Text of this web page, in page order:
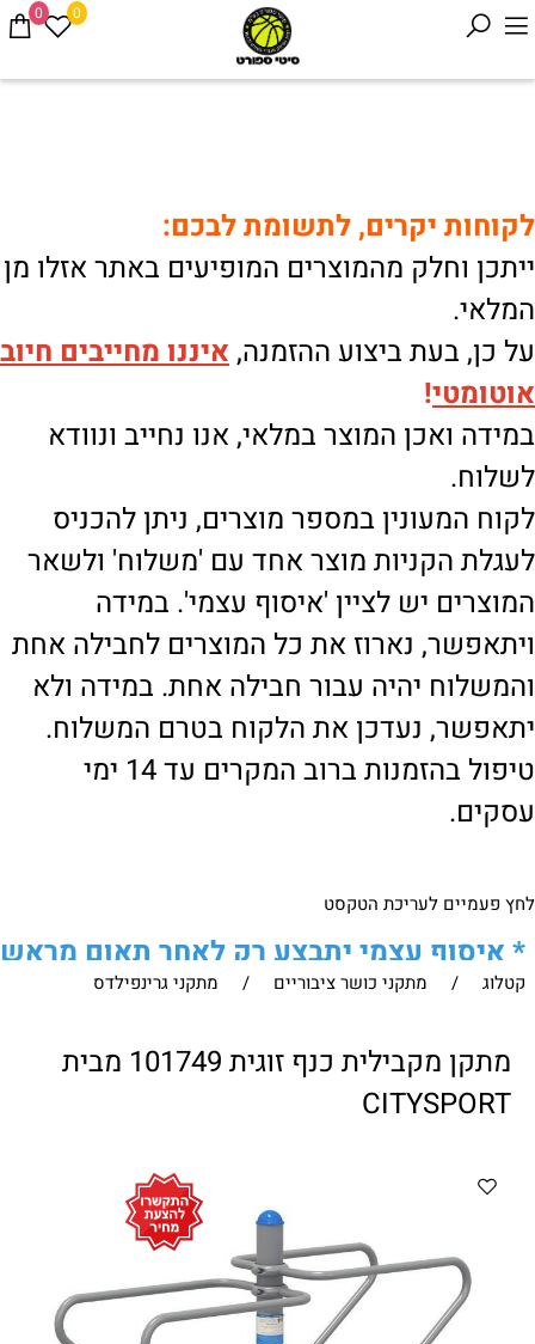
0 0
לקוחות יקרים, לתשומת לבכם:
ייתכן וחלק מהמוצרים המופיעים באתר אזלו מן
המלאי.
על כן, בעת ביצוע ההזמנה, איננו מחייבים חיוב
אוטומטי!
במידה ואכן המוצר במלאי, אנו נחייב ונוודא
לשלוח.
לקוח המעונין במספר מוצרים, ניתן להכניס
לעגלת הקניות מוצר אחד עם 'משלוח' ולשאר
המוצרים יש לציין 'איסוף עצמי'. במידה
ויתאפשר, נארוז את כל המוצרים לחבילה אחת
והמשלוח יהיה עבור חבילה אחת. במידה ולא
יתאפשר, נעדכן את הלקוח בטרם המשלוח.
טיפול בהזמנות ברוב המקרים עד 14 ימי
עסקים.
לחץ פעמיים לעריכת הטקסט
* איסוף עצמי יתבצע רק לאחר תאום מראש
של הלקוח מול נציגנו
ווטצאפ(הודעות בלבד ):
052-8059900
מענה טלפוני:
בין השעות 9:00-17:00
"צור קשר"
באתר
דוא"ל:citysport1@013.net
citysport2@013.net
קטלוג / מתקני כושר ציבוריים / מתקני גרינפילדס
מתקן מקבילית כנף זוגית 101749 מבית
CITYSPORT